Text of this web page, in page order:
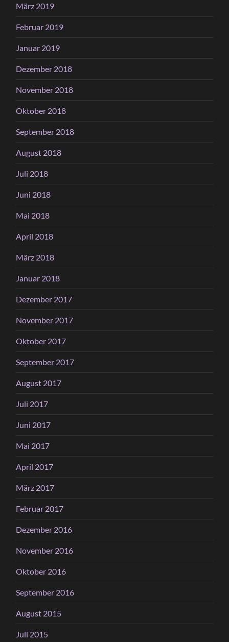
März 2019
Februar 2019
Januar 2019
Dezember 2018
November 2018
Oktober 2018
September 2018
August 2018
Juli 2018
Juni 2018
Mai 2018
April 2018
März 2018
Januar 2018
Dezember 2017
November 2017
Oktober 2017
September 2017
August 2017
Juli 2017
Juni 2017
Mai 2017
April 2017
März 2017
Februar 2017
Dezember 2016
November 2016
Oktober 2016
September 2016
August 2015
Juli 2015